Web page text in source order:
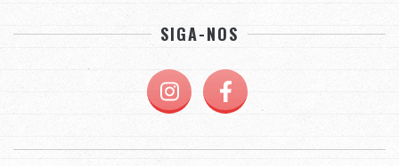
SIGA-NOS